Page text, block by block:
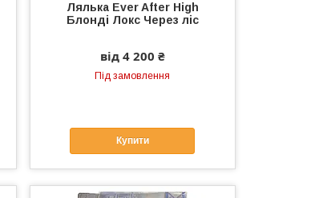
Лялька Ever After High
Блонді Локс Через ліс
від 4 200 ₴
Під замовлення
Купити